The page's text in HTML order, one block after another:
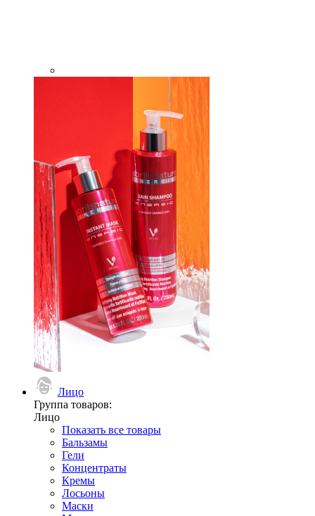
Лицо
Группа товаров:
Лицо
Показать все товары
Бальзамы
Гели
Концентраты
Кремы
Лосьоны
Маски